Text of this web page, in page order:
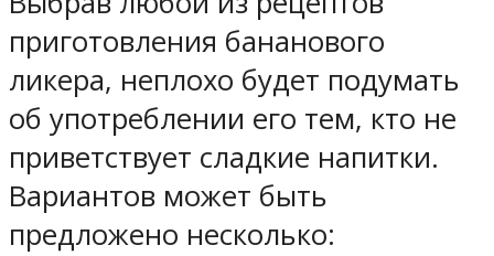
приготовления бананового
ликера, неплохо будет подумать
об употреблении его тем, кто не
приветствует сладкие напитки.
Вариантов может быть
предложено несколько: